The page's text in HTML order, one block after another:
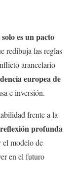
es un pacto
redibuja las reglas
arancelario
europea de
e inversión.
frente a la
profunda
el modelo de
en el futuro